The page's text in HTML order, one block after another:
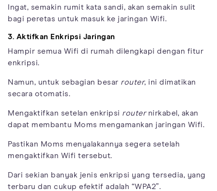
Ingat, semakin rumit kata sandi, akan semakin sulit
bagi peretas untuk masuk ke jaringan Wifi.
3. Aktifkan Enkripsi Jaringan
Hampir semua Wifi di rumah dilengkapi dengan fitur
enkripsi.
Namun, untuk sebagian besar router, ini dimatikan
secara otomatis.
Mengaktifkan setelan enkripsi routernirkabel, akan
dapat membantu Moms mengamankan jaringan Wifi.
Pastikan Moms menyalakannya segera setelah
mengaktifkan Wifi tersebut.
Dari sekian banyak jenis enkripsi yang tersedia, yang
terbaru dan cukup efektif adalah “WPA2”.